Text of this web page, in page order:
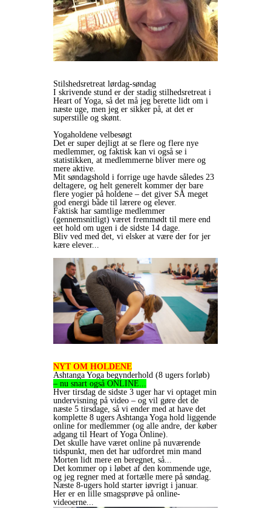
Stilshedsretreat lørdag-søndag
I skrivende stund er der stadig stilhedsretreat i
Heart of Yoga, så det må jeg berette lidt om i
næste uge, men jeg er sikker på, at det er
superstille og skønt.
Yogaholdene velbesøgt
Det er super dejligt at se flere og flere nye
medlemmer, og faktisk kan vi også se i
statistikken, at medlemmerne bliver mere og
mere aktive.
Mit søndagshold i forrige uge havde således 23
deltagere, og helt generelt kommer der bare
flere yogier på holdene – det giver SÅ meget
god energi både til lærere og elever.
Faktisk har samtlige medlemmer
(gennemsnitligt) været fremmødt til mere end
eet hold om ugen i de sidste 14 dage.
Bliv ved med det, vi elsker at være der for jer
kære elever...
NYT OM HOLDENE
Ashtanga Yoga begynderhold (8 ugers forløb)
– nu snart også ONLINE...
Hver tirsdag de sidste 3 uger har vi optaget min
undervisning på video – og vil gøre det de
næste 5 tirsdage, så vi ender med at have det
komplette 8 ugers Ashtanga Yoga hold liggende
online for medlemmer (og alle andre, der køber
adgang til Heart of Yoga Online).
Det skulle have været online på nuværende
tidspunkt, men det har udfordret min mand
Morten lidt mere en beregnet, så...
Det kommer op i løbet af den kommende uge,
og jeg regner med at fortælle mere på søndag.
Næste 8-ugers hold starter iøvrigt i januar.
Her er en lille smagsprøve på online-
videoerne...